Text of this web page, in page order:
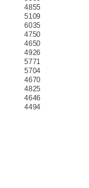
4855
5109
6035
4750
4650
4926
5771
5704
4670
4825
4646
4494